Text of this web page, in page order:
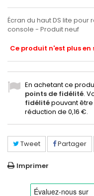
Écran du haut DS lite
console - Produit neuf
Ce produit n'est plus en
En achetant ce
points de fidélité.
fidélitépouvant
réduction de 0,16 €.
Tweet Partager
Imprimer